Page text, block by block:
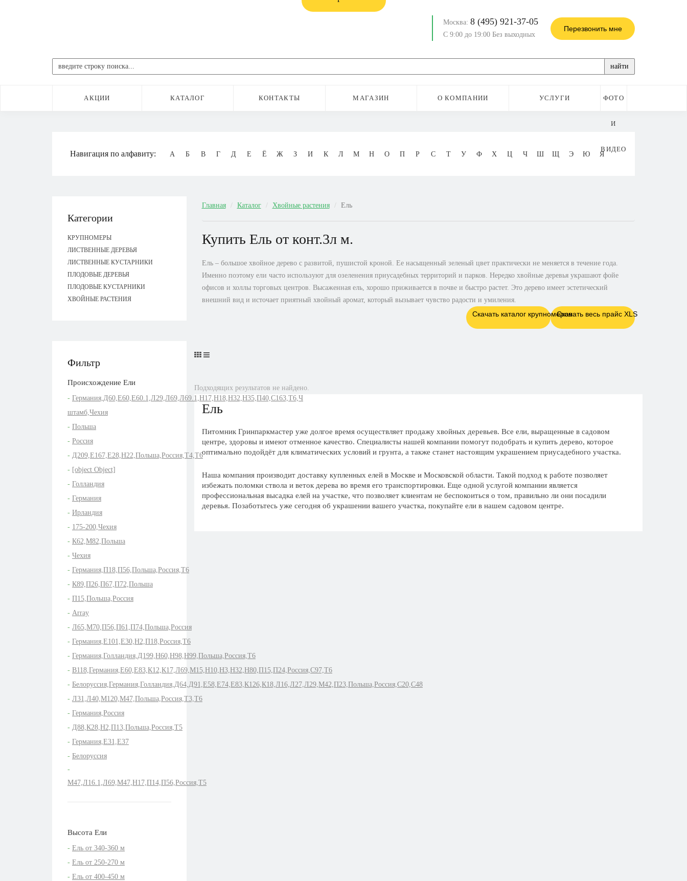
Москва: 8 (495) 921-37-05
С 9:00 до 19:00 Без выходных
Перезвонить мне
найти
АКЦИИ КАТАЛОГ КОНТАКТЫ МАГАЗИН О КОМПАНИИ УСЛУГИ ФОТО
И
ВИДЕО
Навигация по алфавиту: А Б В Г Д Е Ё Ж З И К Л М Н О П Р С Т У Ф Х Ц Ч Ш Щ Э Ю Я
Главная Каталог Хвойные растения Ель
Купить Ель от конт.3л м.
Ель – большое хвойное дерево с развитой, пушистой кроной. Ее насыщенный зеленый цвет практически не меняется в течение года.
Именно поэтому ели часто используют для озеленения приусадебных территорий и парков. Нередко хвойные деревья украшают фойе
офисов и холлы торговых центров. Высаженная ель, хорошо приживается в почве и быстро растет. Это дерево имеет эстетический
внешний вид и источает приятный хвойный аромат, который вызывает чувство радости и умиления.
Скачать весь прайс XLS
Скачать каталог крупномеров
Подходящих результатов не найдено.
Ель
Питомник Гринпаркмастер уже долгое время осуществляет продажу хвойных деревьев. Все ели, выращенные в садовом
центре, здоровы и имеют отменное качество. Специалисты нашей компании помогут подобрать и купить дерево, которое
оптимально подойдёт для климатических условий и грунта, а также станет настоящим украшением приусадебного участка.
Наша компания производит доставку купленных елей в Москве и Московской области. Такой подход к работе позволяет
избежать поломки ствола и веток дерева во время его транспортировки. Еще одной услугой компании является
профессиональная высадка елей на участке, что позволяет клиентам не беспокоиться о том, правильно ли они посадили
деревья. Позаботьтесь уже сегодня об украшении вашего участка, покупайте ели в нашем садовом центре.
Категории
КРУПНОМЕРЫ
ЛИСТВЕННЫЕ ДЕРЕВЬЯ
ЛИСТВЕННЫЕ КУСТАРНИКИ
ПЛОДОВЫЕ ДЕРЕВЬЯ
ПЛОДОВЫЕ КУСТАРНИКИ
ХВОЙНЫЕ РАСТЕНИЯ
Фильтр
Проиcхождение Ели
Германия,Д60,Е60,Е60.1,Л29,Л69,Л69.1,Н17,Н18,Н32,Н35,П40,С163,Т6,Ч
штамб,Чехия
Польша
Россия
Д209,Е167,Е28,Н22,Польша,Россия,Т4,Т6
[object Object]
Голландия
Германия
Ирландия
175-200,Чехия
К62,М82,Польша
Чехия
Германия,П18,П56,Польша,Россия,Т6
К89,П26,П67,П72,Польша
П15,Польша,Россия
Array
Л65,М70,П56,П61,П74,Польша,Россия
Германия,Е101,Е30,Н2,П18,Россия,Т6
Германия,Голландия,Д199,Н60,Н98,Н99,Польша,Россия,Т6
В118,Германия,Е60,Е83,К12,К17,Л69,М15,Н10,Н3,Н32,Н80,П15,П24,Россия,С97,Т6
Белоруссия,Германия,Голландия,Д64,Д91,Е58,Е74,Е83,К126,К18,Л16,Л27,Л29,М42,П23,Польша,Россия,С20,С48
Л31,Л40,М120,М47,Польша,Россия,Т3,Т6
Германия,Россия
Д88,К28,Н2,П13,Польша,Россия,Т5
Германия,Е31,Е37
Белоруссия
M47,Л16.1,Л69,М47,Н17,П14,П56,Россия,Т5
Высота Ели
Ель от 340-360 м
Ель от 250-270 м
Ель от 400-450 м